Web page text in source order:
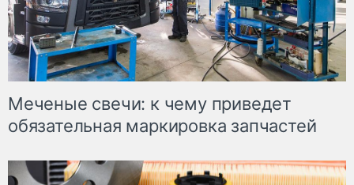
Меченые свечи: к чему приведет
обязательная маркировка запчастей